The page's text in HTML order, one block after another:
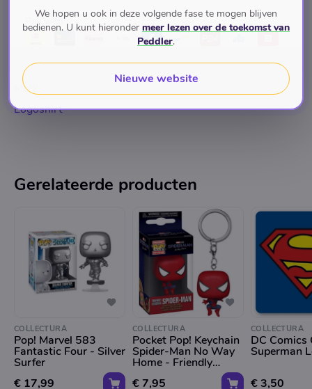
Pay with
Merk
Logoshirt
Gerelateerde producten
COLLECTURA
Pop! Marvel 583
Fantastic Four - Silver
Surfer
€ 17,99
COLLECTURA
Pocket Pop! Keychain
Spider-Man No Way
Home - Friendly
Neighborhood Spider-
Man
€ 7,95
COLLECTURA
DC Comics
Superman
€ 3,50
We hopen u ook in deze volgende fase te mogen blijven
bedienen. U kunt hieronder meer lezen over de toekomst van
Peddler.
Nieuwe website